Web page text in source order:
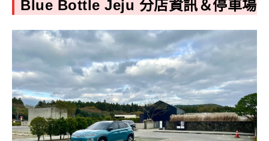
Blue Bottle Jeju 分店資訊＆停車場